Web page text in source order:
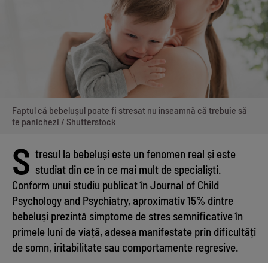
Faptul că bebelușul poate fi stresat nu înseamnă că trebuie să
te panichezi / Shutterstock
S tresul la bebeluși este un fenomen real și este
studiat din ce în ce mai mult de specialiști.
Conform unui studiu publicat în Journal of Child
Psychology and Psychiatry, aproximativ 15% dintre
bebeluși prezintă simptome de stres semnificative în
primele luni de viață, adesea manifestate prin dificultăți
de somn, iritabilitate sau comportamente regresive.